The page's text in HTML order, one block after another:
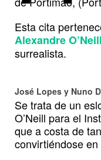
Esta cita
Alexandre O’Neill
surrealista.
José Lopes y Nuno
Se trata de un
O’Neill para el
que a costa de
convirtiéndose